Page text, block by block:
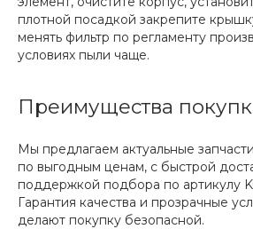
плотной посадкой закрепите
менять фильтр по регламенту
условиях пыли чаще.
Преимущества
Мы предлагаем актуальные
по выгодным ценам, с быстрой
поддержкой подбора по артикулу
Гарантия качества и прозрачные
делают покупку безопасной.